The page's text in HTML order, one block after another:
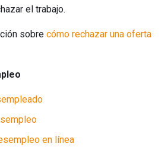
el trabajo.
sobre cómo rechazar una oferta
en línea